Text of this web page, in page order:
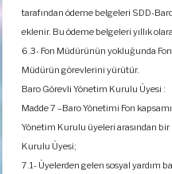
tarafından ödeme belgeleri SDD-
eklenir. Bu ödeme belgeleri yıllık
6.3- Fon Müdürünün yokluğunda
Müdürün görevlerini yürütür.
Baro Görevli Yönetim Kurulu Üyesi :
Madde 7 –Baro Yönetimi Fon
Yönetim Kurulu üyeleri arasından
Kurulu Üyesi;
7.1- Üyelerden gelen sosyal yardım